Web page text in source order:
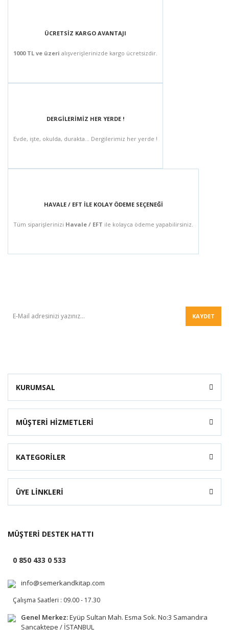
ÜCRETSİZ KARGO AVANTAJI
1000 TL ve üzeri alışverişlerinizde kargo ücretsizdir.
DERGİLERİMİZ HER YERDE !
Evde, işte, okulda, durakta... Dergilerimiz her yerde !
HAVALE / EFT İLE KOLAY ÖDEME SEÇENEĞİ
Tüm siparişlerinizi Havale / EFT ile kolayca ödeme yapabilirsiniz.
KAYDET
KURUMSAL
MÜŞTERİ HİZMETLERİ
KATEGORİLER
ÜYE LİNKLERİ
MÜŞTERİ DESTEK HATTI
0 850 433 0 533
info@semerkandkitap.com
Çalışma Saatleri : 09.00 - 17.30
Genel Merkez:Eyüp Sultan Mah. Esma Sok. No:3 Samandıra
Sancaktepe / İSTANBUL